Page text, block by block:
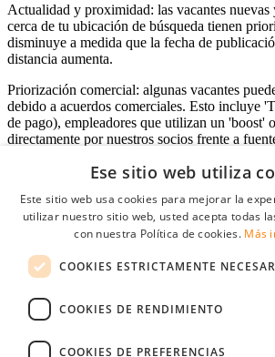
Actualidad y proximidad: las vacantes nuevas
cerca de tu ubicación de búsqueda tienen
disminuye a medida que la fecha de
distancia aumenta.
Priorización comercial: algunas vacantes
debido a acuerdos comerciales. Esto incluye
de pago), empleadores que utilizan un 'boost'
directamente por nuestros socios frente a
Acceso empresas
Contraseña
Recordarme
Conectarse
Ese sitio web utiliza
Este sitio web usa cookies para mejorar la
utilizar nuestro sitio web, usted acepta todas
con nuestra Política de cookies. Más
COOKIES ESTRICTAMENTE
COOKIES DE RENDIMIENTO
COOKIES DE PREFERENCIAS